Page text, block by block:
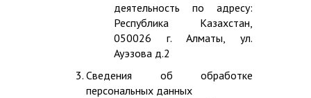
деятельность по адресу:
Республика Казахстан,
050026 г. Алматы, ул.
Ауэзова д.2
Сведения об обработке
персональных данных